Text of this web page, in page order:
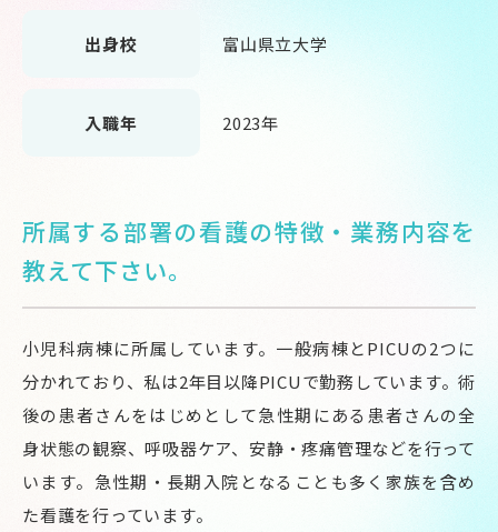
出身校 富山県立大学
入職年 2023年
所属する部署の看護の特徴・業務内容を
教えて下さい。
小児科病棟に所属しています。一般病棟とPICUの2つに
分かれており、私は2年目以降PICUで勤務しています。術
後の患者さんをはじめとして急性期にある患者さんの全
身状態の観察、呼吸器ケア、安静・疼痛管理などを行って
います。急性期・長期入院となることも多く家族を含め
た看護を行っています。